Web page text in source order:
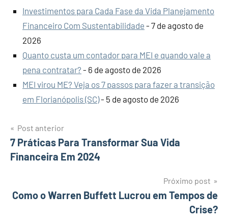
Investimentos para Cada Fase da Vida Planejamento
Financeiro Com Sustentabilidade - 7 de agosto de
2026
Quanto custa um contador para MEI e quando vale a
pena contratar? - 6 de agosto de 2026
MEI virou ME? Veja os 7 passos para fazer a transição
em Florianópolis (SC)- 5 de agosto de 2026
Navegação
de
Post anterior
7 Práticas Para Transformar Sua Vida
Financeira Em 2024
Próximo post
Como o Warren Buffett Lucrou em Tempos de
Crise?